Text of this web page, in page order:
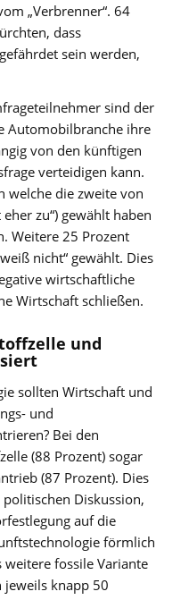
„Verbrenner“. 64
dass
sein werden,
sind der
Automobilbranche ihre
von den künftigen
verteidigen kann.
welche die zweite von
zu“) gewählt haben
Weitere 25 Prozent
nicht“ gewählt. Dies
wirtschaftliche
Wirtschaft schließen.
und
sollten Wirtschaft und
und
Bei den
(88 Prozent) sogar
(87 Prozent). Dies
Diskussion,
auf die
förmlich
fossile Variante
knapp 50